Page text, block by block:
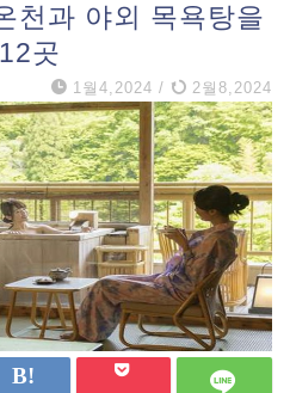
천과 야외 목욕탕을
곳
1월4,2024 / 2월8,2024